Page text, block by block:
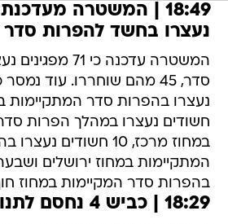
נעצרו בחשד להפרות סדר
המשטרה עדכנה כי
חשודים נעצרו במהלך הפרות
במחוז מרכז, 10 חשודים
המתקיימות במחוז ירושלים
בהפרות סדר המקיימות במחוז
18:29 | כביש 4 נחסם לתנועה